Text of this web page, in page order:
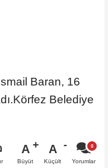
Baran, 16
Belediye
A
Büyüt
A
Küçült Yorumlar